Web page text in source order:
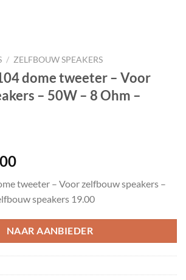
/ ZELFBOUW SPEAKERS
dome tweeter – Voor
– 50W – 8 Ohm –
Huidige
is:
€19.00.
tweeter – Voor zelfbouw speakers –
speakers 19.00
NAAR AANBIEDER